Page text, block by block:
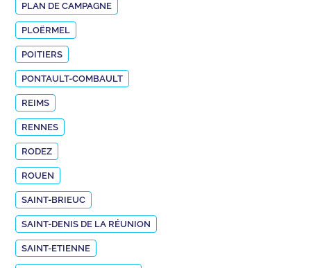
PLAN DE CAMPAGNE
PLOËRMEL
POITIERS
PONTAULT-COMBAULT
REIMS
RENNES
RODEZ
ROUEN
SAINT-BRIEUC
SAINT-DENIS DE LA RÉUNION
SAINT-ETIENNE